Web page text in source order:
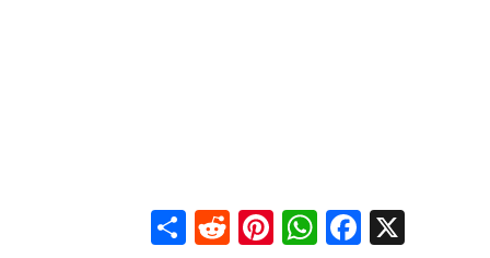
X
Facebook
WhatsApp
Pinterest
Reddit